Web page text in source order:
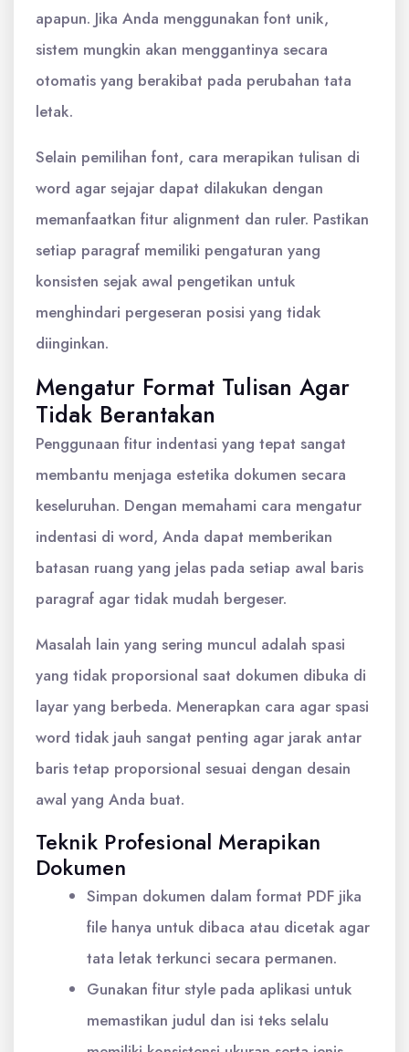
apapun. Jika Anda menggunakan font unik,
sistem mungkin akan menggantinya secara
otomatis yang berakibat pada perubahan tata
letak.
Selain pemilihan font, cara merapikan tulisan di
word agar sejajar dapat dilakukan dengan
memanfaatkan fitur alignment dan ruler. Pastikan
setiap paragraf memiliki pengaturan yang
konsisten sejak awal pengetikan untuk
menghindari pergeseran posisi yang tidak
diinginkan.
Mengatur Format Tulisan Agar
Tidak Berantakan
Penggunaan fitur indentasi yang tepat sangat
membantu menjaga estetika dokumen secara
keseluruhan. Dengan memahami cara mengatur
indentasi di word, Anda dapat memberikan
batasan ruang yang jelas pada setiap awal baris
paragraf agar tidak mudah bergeser.
Masalah lain yang sering muncul adalah spasi
yang tidak proporsional saat dokumen dibuka di
layar yang berbeda. Menerapkan cara agar spasi
word tidak jauh sangat penting agar jarak antar
baris tetap proporsional sesuai dengan desain
awal yang Anda buat.
Teknik Profesional Merapikan
Dokumen
Simpan dokumen dalam format PDF jika
file hanya untuk dibaca atau dicetak agar
tata letak terkunci secara permanen.
Gunakan fitur style pada aplikasi untuk
memastikan judul dan isi teks selalu